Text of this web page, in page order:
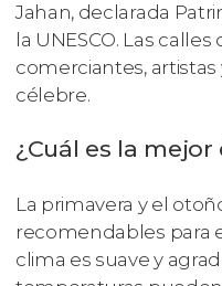
Jahan, declarada
la UNESCO. Las
comerciantes,
célebre.
¿Cuál es la
La primavera y el
recomendables para
clima es suave y